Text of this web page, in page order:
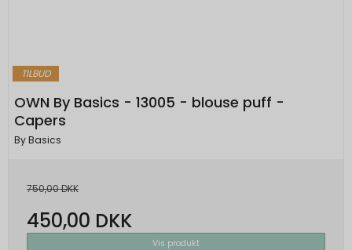
TILBUD
OWN By Basics - 13005 - blouse puff -
Capers
By Basics
750,00 DKK
450,00 DKK
Vis produkt